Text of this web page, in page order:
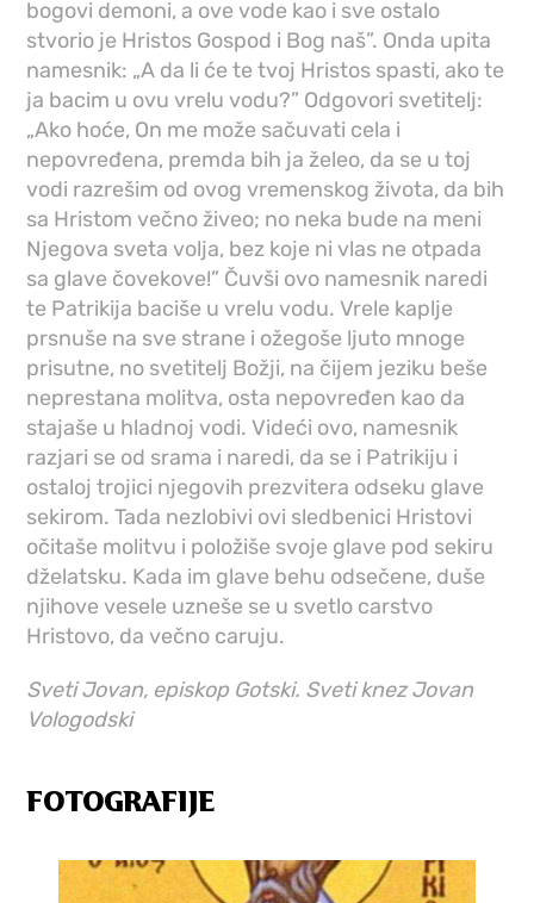
bogovi demoni, a ove vode kao i sve ostalo
stvorio je Hristos Gospod i Bog naš”. Onda upita
namesnik: „A da li će te tvoj Hristos spasti, ako te
ja bacim u ovu vrelu vodu?” Odgovori svetitelj:
„Ako hoće, On me može sačuvati cela i
nepovređena, premda bih ja želeo, da se u toj
vodi razrešim od ovog vremenskog života, da bih
sa Hristom večno živeo; no neka bude na meni
Njegova sveta volja, bez koje ni vlas ne otpada
sa glave čovekove!” Čuvši ovo namesnik naredi
te Patrikija baciše u vrelu vodu. Vrele kaplje
prsnuše na sve strane i ožegoše ljuto mnoge
prisutne, no svetitelj Božji, na čijem jeziku beše
neprestana molitva, osta nepovređen kao da
stajaše u hladnoj vodi. Videći ovo, namesnik
razjari se od srama i naredi, da se i Patrikiju i
ostaloj trojici njegovih prezvitera odseku glave
sekirom. Tada nezlobivi ovi sledbenici Hristovi
očitaše molitvu i položiše svoje glave pod sekiru
dželatsku. Kada im glave behu odsečene, duše
njihove vesele uzneše se u svetlo carstvo
Hristovo, da večno caruju.
Sveti Jovan, episkop Gotski. Sveti knez Jovan
Vologodski
FOTOGRAFIJE